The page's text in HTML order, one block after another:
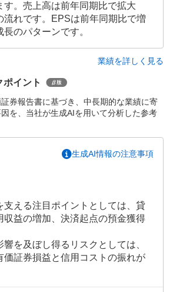
す。売上高は前年同期比で拡大
流れです。EPSは前年同期比で増
のパターンです。
業績を詳しく見る
イント
券報告書に基づき、中長期的な業績に寄
を、当社が生成AIを用いて分析した参考
生成AI情報の注意事項
支える注目ポイントとしては、貸
収益の増加、決済起点の預金獲得
を及ぼし得るリスクとしては、
価証券損益と信用コストの振れが